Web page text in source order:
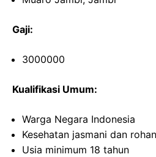
Gaji:
3000000
Kualifikasi Umum:
Warga Negara Indonesia
Kesehatan jasmani dan
Usia minimum 18 tahun